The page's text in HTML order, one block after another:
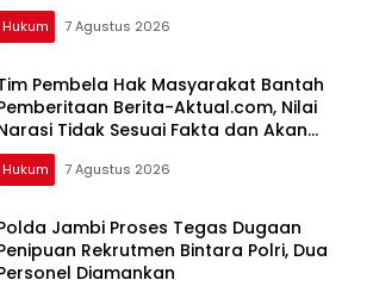
Hukum 7 Agustus 2026
Pembela Hak Masyarakat Bantah
Berita-Aktual.com, Nilai
Tidak Sesuai Fakta dan Akan
Jalur Dewan Pers
Hukum 7 Agustus 2026
Jambi Proses Tegas Dugaan
Rekrutmen Bintara Polri, Dua
Diamankan